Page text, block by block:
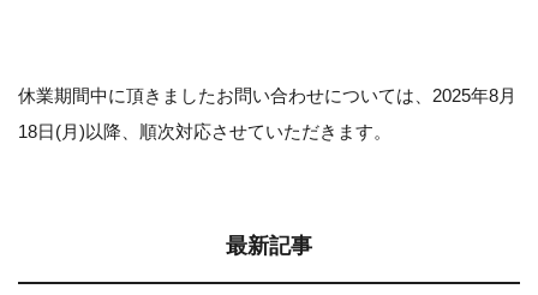
休業期間中に頂きましたお問い合わせについては、2025年8月
18日(月)以降、順次対応させていただきます。
最新記事